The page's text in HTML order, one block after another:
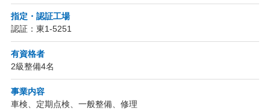
指定・認証工場
認証：東1-5251
有資格者
2級整備4名
事業内容
車検、定期点検、一般整備、修理